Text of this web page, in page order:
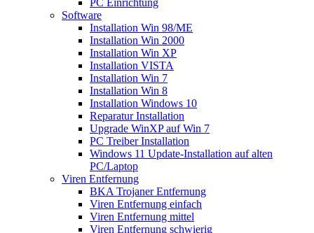
Software
Installation Win 98/ME
Installation Win 2000
Installation Win XP
Installation VISTA
Installation Win 7
Installation Win 8
Installation Windows 10
Reparatur Installation
Upgrade WinXP auf Win 7
PC Treiber Installation
Windows 11 Update-Installation auf alten
PC/Laptop
Viren Entfernung
BKA Trojaner Entfernung
Viren Entfernung einfach
Viren Entfernung mittel
Viren Entfernung schwierig